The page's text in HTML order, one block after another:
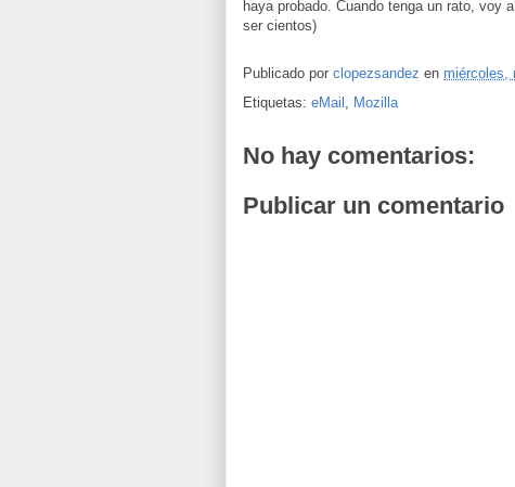
haya probado. Cuando tenga un rato, voy
ser cientos)
Publicado por clopezsandez en miércoles,
Etiquetas: eMail , Mozilla
No hay comentarios:
Publicar un comentario